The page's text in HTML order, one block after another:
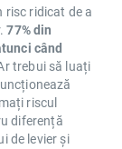
risc ridicat de a
77% din
când
trebui să luați
riscul
diferență
de levier și